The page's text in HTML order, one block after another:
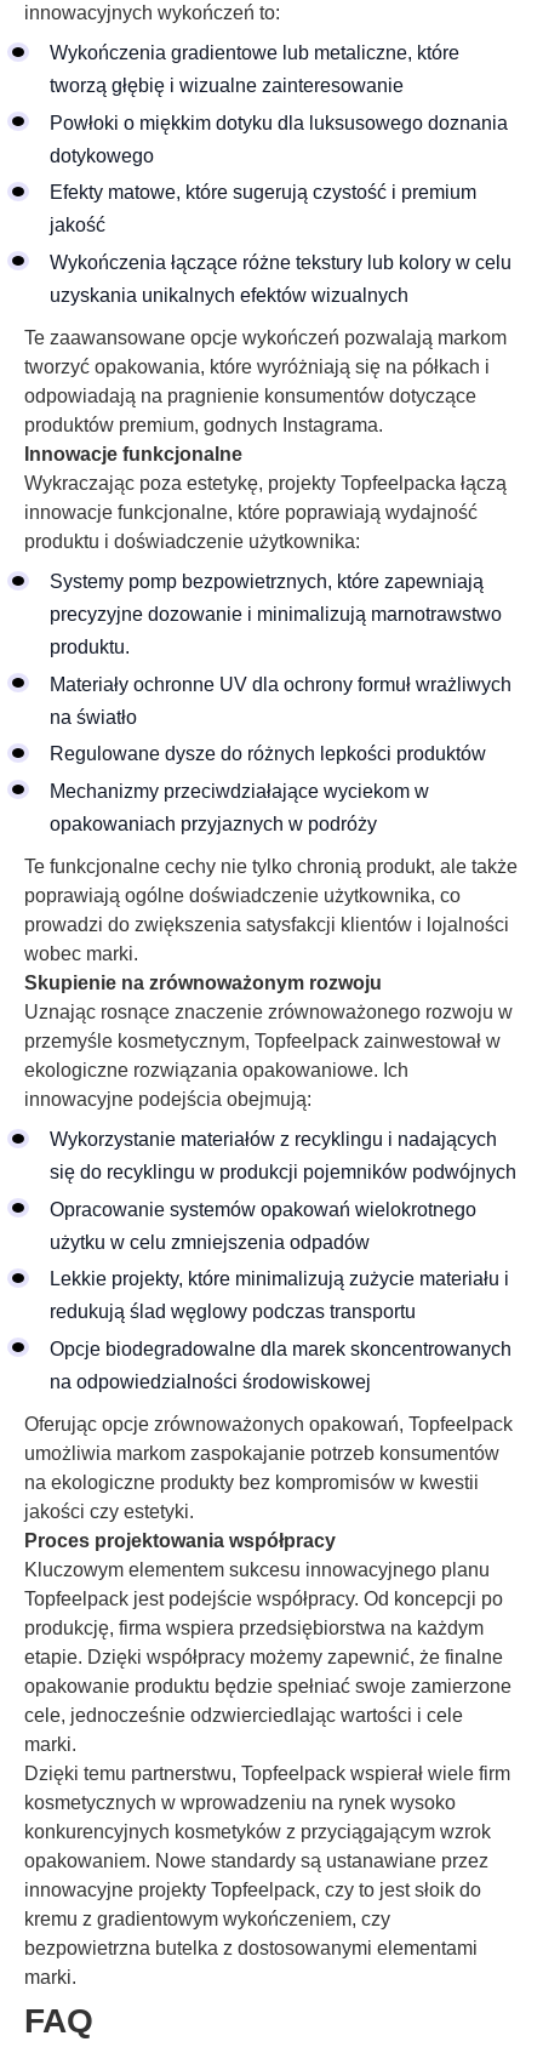
innowacyjnych wykończeń to:
Wykończenia gradientowe lub metaliczne, które
tworzą głębię i wizualne zainteresowanie
Powłoki o miękkim dotyku dla luksusowego doznania
dotykowego
Efekty matowe, które sugerują czystość i premium
jakość
Wykończenia łączące różne tekstury lub kolory w celu
uzyskania unikalnych efektów wizualnych
Te zaawansowane opcje wykończeń pozwalają markom
tworzyć opakowania, które wyróżniają się na półkach i
odpowiadają na pragnienie konsumentów dotyczące
produktów premium, godnych Instagrama.
Innowacje funkcjonalne
Wykraczając poza estetykę, projekty Topfeelpacka łączą
innowacje funkcjonalne, które poprawiają wydajność
produktu i doświadczenie użytkownika:
Systemy pomp bezpowietrznych, które zapewniają
precyzyjne dozowanie i minimalizują marnotrawstwo
produktu.
Materiały ochronne UV dla ochrony formuł wrażliwych
na światło
Regulowane dysze do różnych lepkości produktów
Mechanizmy przeciwdziałające wyciekom w
opakowaniach przyjaznych w podróży
Te funkcjonalne cechy nie tylko chronią produkt, ale także
poprawiają ogólne doświadczenie użytkownika, co
prowadzi do zwiększenia satysfakcji klientów i lojalności
wobec marki.
Skupienie na zrównoważonym rozwoju
Uznając rosnące znaczenie zrównoważonego rozwoju w
przemyśle kosmetycznym, Topfeelpack zainwestował w
ekologiczne rozwiązania opakowaniowe. Ich
innowacyjne podejścia obejmują:
Wykorzystanie materiałów z recyklingu i nadających
się do recyklingu w produkcji pojemników podwójnych
Opracowanie systemów opakowań wielokrotnego
użytku w celu zmniejszenia odpadów
Lekkie projekty, które minimalizują zużycie materiału i
redukują ślad węglowy podczas transportu
Opcje biodegradowalne dla marek skoncentrowanych
na odpowiedzialności środowiskowej
Oferując opcje zrównoważonych opakowań, Topfeelpack
umożliwia markom zaspokajanie potrzeb konsumentów
na ekologiczne produkty bez kompromisów w kwestii
jakości czy estetyki.
Proces projektowania współpracy
Kluczowym elementem sukcesu innowacyjnego planu
Topfeelpack jest podejście współpracy. Od koncepcji po
produkcję, firma wspiera przedsiębiorstwa na każdym
etapie. Dzięki współpracy możemy zapewnić, że finalne
opakowanie produktu będzie spełniać swoje zamierzone
cele, jednocześnie odzwierciedlając wartości i cele
marki.
Dzięki temu partnerstwu, Topfeelpack wspierał wiele firm
kosmetycznych w wprowadzeniu na rynek wysoko
konkurencyjnych kosmetyków z przyciągającym wzrok
opakowaniem. Nowe standardy są ustanawiane przez
innowacyjne projekty Topfeelpack, czy to jest słoik do
kremu z gradientowym wykończeniem, czy
bezpowietrzna butelka z dostosowanymi elementami
marki.
FAQ